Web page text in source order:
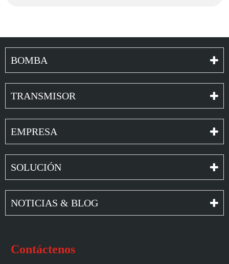
Bomba peristáltica con motor DC LFP601DB
(Rango de flujo: 330-4200 ml/min)
Bomba peristáltica con motor DC LFP501DB
Bomba Peristáltica con Motor DC LFP502DB
BOMBA
TRANSMISOR
EMPRESA
SOLUCIÓN
NOTICIAS & BLOG
Contáctenos